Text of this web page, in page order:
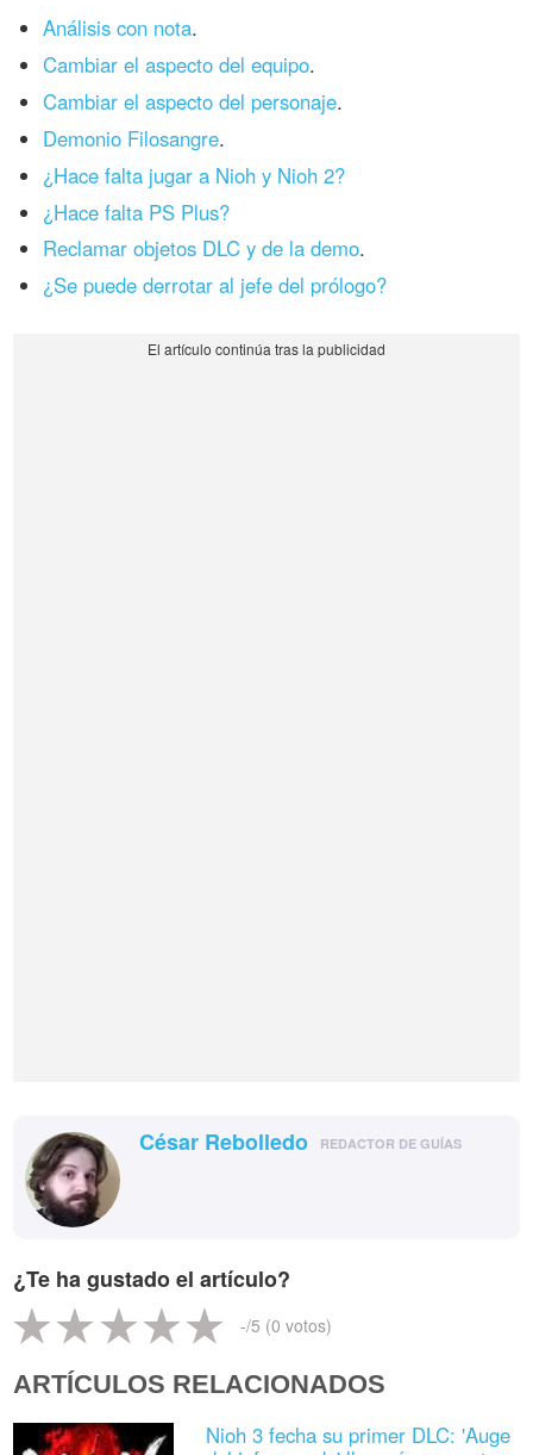
Análisis con nota.
Cambiar el aspecto del equipo.
Cambiar el aspecto del personaje.
Demonio Filosangre.
¿Hace falta jugar a Nioh y Nioh 2?
¿Hace falta PS Plus?
Reclamar objetos DLC y de la demo.
¿Se puede derrotar al jefe del prólogo?
César Rebolledo REDACTOR DE GUÍAS
¿Te ha gustado el artículo?
-/5 (0 votos)
ARTÍCULOS RELACIONADOS
Nioh 3 fecha su primer DLC: 'Auge